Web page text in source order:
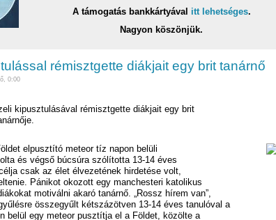
A támogatás bankkártyával itt lehetséges.
Nagyon köszönjük.
rémisztgette diákjait egy brit tanárnő
0:00
kipusztulásával rémisztgette diákjait egy brit
elpusztító meteor tíz napon belüli
és végső búcsúra szólította 13-14 éves
csak az élet élvezetének hirdetése volt,
Pánikot okozott egy manchesteri katolikus
motiválni akaró tanárnő. „Rossz hírem van”,
összegyűlt kétszázötven 13-14 éves tanulóval a
belül egy meteor pusztítja el a Földet, közölte a